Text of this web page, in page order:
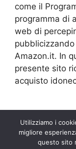
come il
programma di
web di
Amazon.it. In
presente sito
acquisto
Utilizziamo i
migliore
questo sito